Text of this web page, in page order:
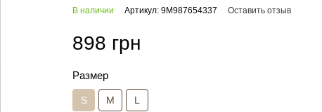
В наличии Артикул: 9М987654337 Оставить отзыв
898 грн
Размер
S M L